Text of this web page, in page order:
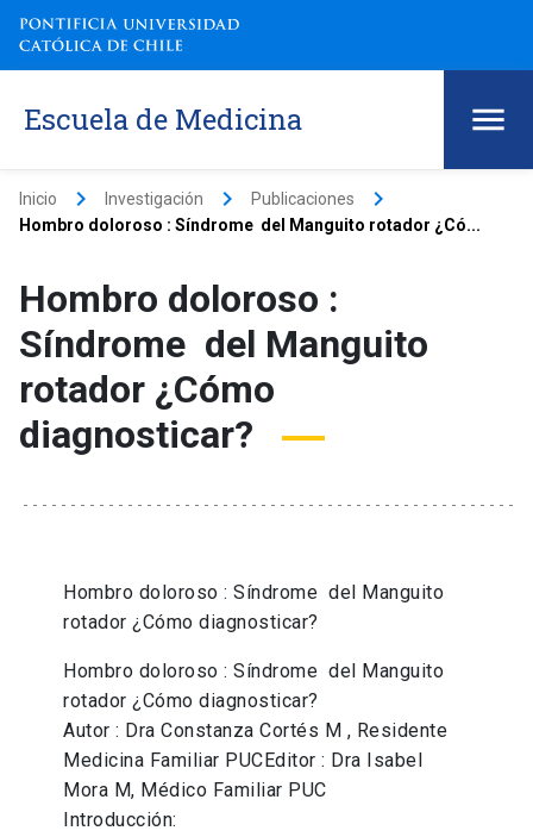
Escuela de Medicina
Inicio keyboard_arrow_right Investigación keyboard_arrow_right Publicaciones keyboard_arrow_right
Hombro doloroso : Síndrome del Manguito rotador ¿Có...
Hombro doloroso :
Síndrome del Manguito
rotador ¿Cómo
diagnosticar?
Hombro doloroso : Síndrome del Manguito
rotador ¿Cómo diagnosticar?
Hombro doloroso : Síndrome del Manguito
rotador ¿Cómo diagnosticar?
Autor : Dra Constanza Cortés M , Residente
Medicina Familiar PUCEditor : Dra Isabel
Mora M, Médico Familiar PUC
Introducción: